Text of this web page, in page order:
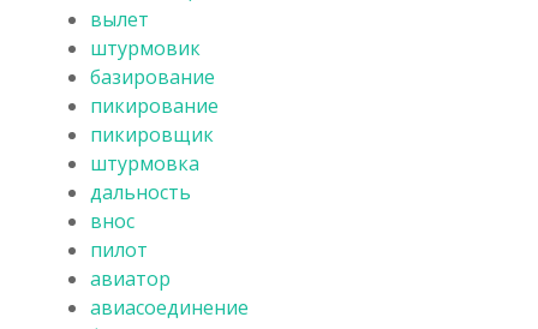
вылет
штурмовик
базирование
пикирование
пикировщик
штурмовка
дальность
внос
пилот
авиатор
авиасоединение